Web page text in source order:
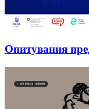
Опитування